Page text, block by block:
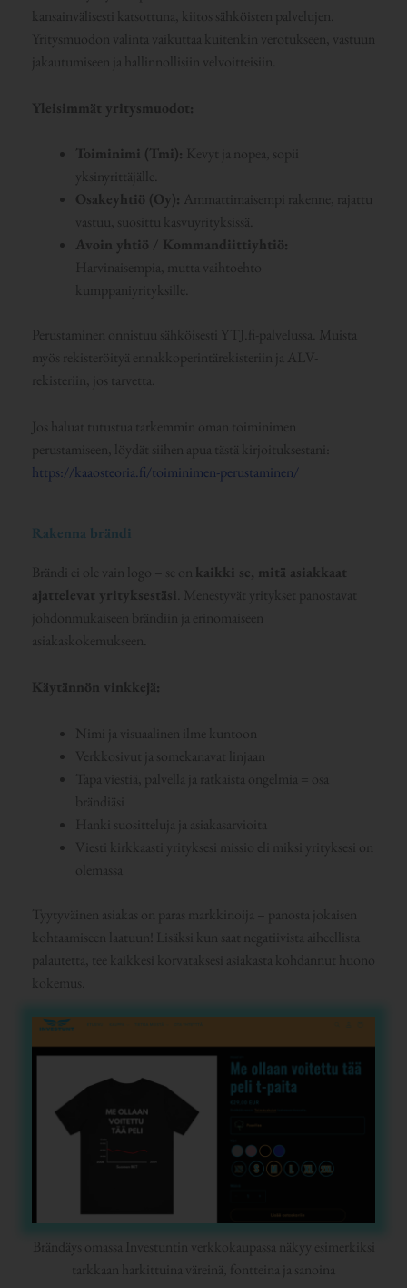
kansainvälisesti katsottuna, kiitos sähköisten palvelujen.
Yritysmuodon valinta vaikuttaa kuitenkin verotukseen, vastuun
jakautumiseen ja hallinnollisiin velvoitteisiin.
Yleisimmät yritysmuodot:
Toiminimi (Tmi): Kevyt ja nopea, sopii
yksinyrittäjälle.
Osakeyhtiö (Oy): Ammattimaisempi rakenne, rajattu
vastuu, suosittu kasvuyrityksissä.
Avoin yhtiö / Kommandiittiyhtiö:
Harvinaisempia, mutta vaihtoehto
kumppaniyrityksille.
Perustaminen onnistuu sähköisesti YTJ.fi-palvelussa. Muista
myös rekisteröityä ennakkoperintärekisteriin ja ALV-
rekisteriin, jos tarvetta.
Jos haluat tutustua tarkemmin oman toiminimen
perustamiseen, löydät siihen apua tästä kirjoituksestani:
https://kaaosteoria.fi/toiminimen-perustaminen/
Rakenna brändi
Brändi ei ole vain logo – se on kaikki se, mitä asiakkaat
ajattelevat yrityksestäsi. Menestyvät yritykset panostavat
johdonmukaiseen brändiin ja erinomaiseen
asiakaskokemukseen.
Käytännön vinkkejä:
Nimi ja visuaalinen ilme kuntoon
Verkkosivut ja somekanavat linjaan
Tapa viestiä, palvella ja ratkaista ongelmia = osa
brändiäsi
Hanki suositteluja ja asiakasarvioita
Viesti kirkkaasti yrityksesi missio eli miksi yrityksesi on
olemassa
Tyytyväinen asiakas on paras markkinoija – panosta jokaisen
kohtaamiseen laatuun! Lisäksi kun saat negatiivista aiheellista
palautetta, tee kaikkesi korvataksesi asiakasta kohdannut huono
kokemus.
Brändäys omassa Investuntin verkkokaupassa näkyy esimerkiksi
tarkkaan harkittuina väreinä, fontteina ja sanoina